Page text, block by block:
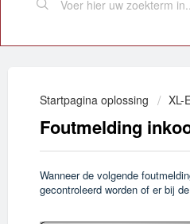
Startpagina oplossing XL-
Foutmelding
Wanneer de volgende
gecontroleerd worden of er bij